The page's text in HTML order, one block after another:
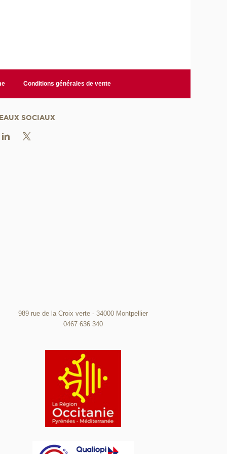
Conditions générales de vente
SOCIAUX
989 rue de la Croix verte - 34000 Montpellier
0467 636 340